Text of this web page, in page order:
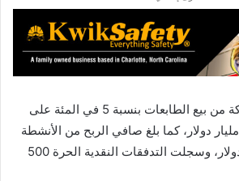
وهبط صافي ربح الشركة من بيع الطابعات بنسبة 5 في المئة على
أساس سنوي إلى 4.7 مليار دولار، كما بلغ صافي الربح من الأنشطة
التشغيلية 600 مليون دولار، وسجلت التدفقات النقدية الحرة 500